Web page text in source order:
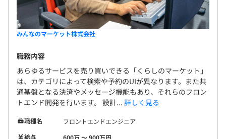
みんなのマーケット株式会社
職務内容
あらゆるサービスを売り買いできる「くらしのマーケット」
は、カテゴリによって検索や予約のUIが異なります。また共
通基盤となる決済やメッセージ機能もあり、それらのフロン
トエンド開発を行います。 設計... 詳しく見る
職種名
フロントエンドエンジニア
給与
600万 〜 900万円